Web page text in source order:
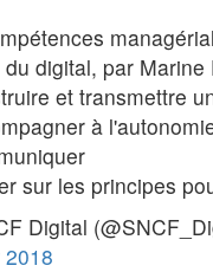
du digital, par Marine
et transmettre
à
sur les principes
Digital